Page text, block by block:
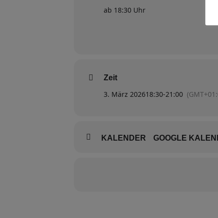
ab 18:30 Uhr
Zeit
3. März 202618:30-21:00
KALENDER GOOGLE